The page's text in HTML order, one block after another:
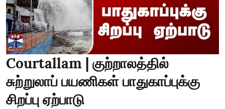
Courtallam | குற்றாலத்தில்
சுற்றுலாப் பயணிகள் பாதுகாப்புக்கு
சிறப்பு ஏற்பாடு